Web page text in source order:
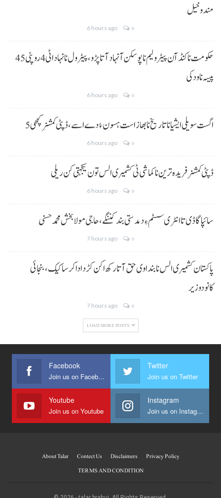
مندوخیل
6 hours ago 0
حکومت نا کنڈ آن پیٹرولیم نا پوسکن آ نہاد آتا پڑو،پیٹرول نا نہاد اٹی 4 روپئی 45
پیسہ نا ودکی
6 hours ago 0
5 اگست سویلی ایشیا نا تاریخ نا بھاز است ہسون ءُ دے اسے،ڈپٹی کمشنر کچھی
6 hours ago 0
ڈپٹی کمشنر فریدہ ترین نا کماشی ٹی کشمیری الس تون یکجہتی کن ریلی
6 hours ago 0
سائپا گاڈی تا انٹری سسٹم ءِ دمدستی بند کننگے، حاجی مولا بخش محمد حسنی
7 hours ago 0
پاکستان کشمیری الس نا بنداوی حق آتا رکھ اکن کڑد ادا کرسا کیک ،بنجائی
کانودوزیر
7 hours ago 0
LOAD MORE POSTS
Facebook
Join us on Facebook
Twitter
Join us on Twitter
Youtube
Join us on Youtube
Instagram
Join us on Instagram
About Talar Contect Us Disclaimers
Privacy Policy
TERMS AND CONDITION